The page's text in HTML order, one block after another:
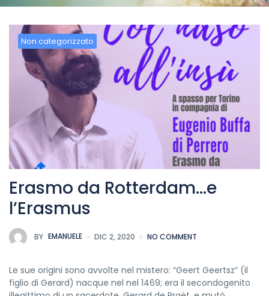
Non categorizzato
Erasmo da Rotterdam…e
l’Erasmus
BY EMANUELE DIC 2, 2020 NO COMMENT
Le sue origini sono avvolte nel mistero: “Geert Geertsz” (il
figlio di Gerard) nacque nel nel 1469; era il secondogenito